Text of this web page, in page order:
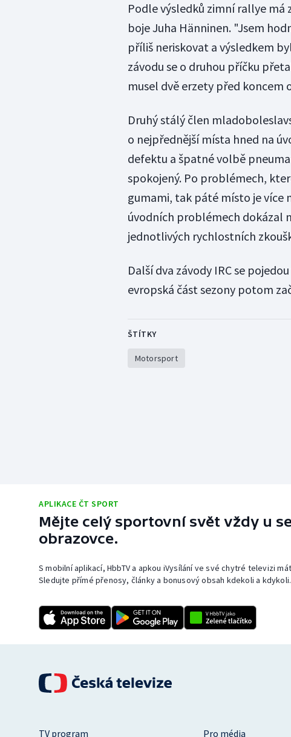
Podle výsledků zimní rallye má
boje Juha Hänninen. "Jsem
příliš neriskovat a výsledkem
závodu se o druhou příčku
musel dvě erzety před koncem
Druhý stálý člen
o nejpřednější místa hned na
defektu a špatné volbě
spokojený. Po problémech,
gumami, tak páté místo je více
úvodních problémech dokázal
jednotlivých rychlostních
Další dva závody IRC se
evropská část sezony potom
ŠTÍTKY
Motorsport
APLIKACE ČT SPORT
Mějte celý sportovní svět vždy u
obrazovce.
S mobilní aplikací, HbbTV a apkou iVysílání ve své chytré televizi
Sledujte přímé přenosy, články a bonusový obsah kdekoli a kdykoli.
TV program Pro média